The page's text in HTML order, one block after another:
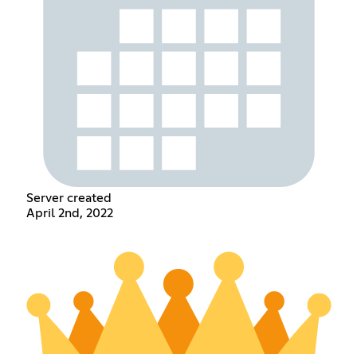
Server created
April 2nd, 2022